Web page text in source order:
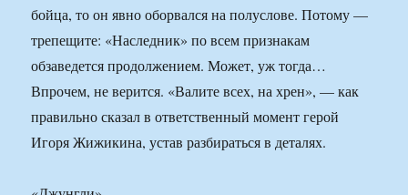
бойца, то он явно оборвался на полуслове. Потому —
трепещите: «Наследник» по всем признакам
обзаведется продолжением. Может, уж тогда…
Впрочем, не верится. «Валите всех, на хрен», — как
правильно сказал в ответственный момент герой
Игоря Жижикина, устав разбираться в деталях.